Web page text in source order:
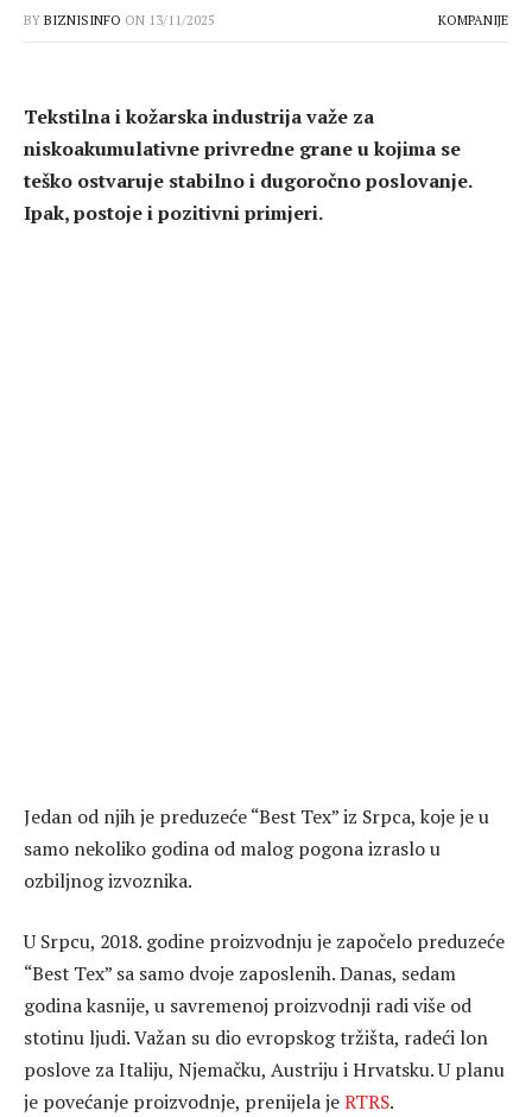
BY BIZNISINFO ON 13/11/2025 KOMPANIJE
Tekstilna i kožarska industrija važe za
niskoakumulativne privredne grane u kojima se
teško ostvaruje stabilno i dugoročno poslovanje.
Ipak, postoje i pozitivni primjeri.
Јedan od njih je preduzeće “Best Tex” iz Srpca, koje je u
samo nekoliko godina od malog pogona izraslo u
ozbiljnog izvoznika.
U Srpcu, 2018. godine proizvodnju je započelo preduzeće
“Best Tex” sa samo dvoje zaposlenih. Danas, sedam
godina kasnije, u savremenoj proizvodnji radi više od
stotinu ljudi. Važan su dio evropskog tržišta, radeći lon
poslove za Italiju, Njemačku, Austriju i Hrvatsku. U planu
je povećanje proizvodnje, prenijela jeRTRS.